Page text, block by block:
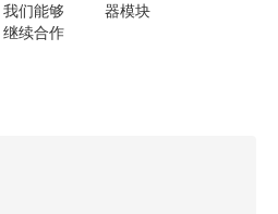
我们能够
继续合作
器模块